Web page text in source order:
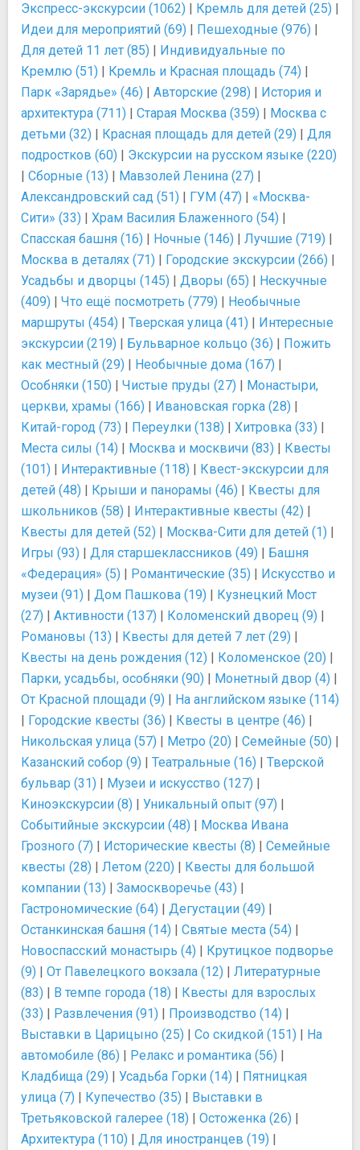
Экспресс-экскурсии (1062) | Кремль для детей (25) |
Идеи для мероприятий (69) | Пешеходные (976) |
Для детей 11 лет (85) | Индивидуальные по
Кремлю (51) | Кремль и Красная площадь (74) |
Парк «Зарядье» (46) | Авторские (298) | История и
архитектура (711) | Старая Москва (359) | Москва с
детьми (32) | Красная площадь для детей (29) | Для
подростков (60) | Экскурсии на русском языке (220)
| Сборные (13) | Мавзолей Ленина (27) |
Александровский сад (51) | ГУМ (47) | «Москва-
Сити» (33) | Храм Василия Блаженного (54) |
Спасская башня (16) | Ночные (146) | Лучшие (719) |
Москва в деталях (71) | Городские экскурсии (266) |
Усадьбы и дворцы (145) | Дворы (65) | Нескучные
(409) | Что ещё посмотреть (779) | Необычные
маршруты (454) | Тверская улица (41) | Интересные
экскурсии (219) | Бульварное кольцо (36) | Пожить
как местный (29) | Необычные дома (167) |
Особняки (150) | Чистые пруды (27) | Монастыри,
церкви, храмы (166) | Ивановская горка (28) |
Китай-город (73) | Переулки (138) | Хитровка (33) |
Места силы (14) | Москва и москвичи (83) | Квесты
(101) | Интерактивные (118) | Квест-экскурсии для
детей (48) | Крыши и панорамы (46) | Квесты для
школьников (58) | Интерактивные квесты (42) |
Квесты для детей (52) | Москва-Сити для детей (1) |
Игры (93) | Для старшеклассников (49) | Башня
«Федерация» (5) | Романтические (35) | Искусство и
музеи (91) | Дом Пашкова (19) | Кузнецкий Мост
(27) | Активности (137) | Коломенский дворец (9) |
Романовы (13) | Квесты для детей 7 лет (29) |
Квесты на день рождения (12) | Коломенское (20) |
Парки, усадьбы, особняки (90) | Монетный двор (4) |
От Красной площади (9) | На английском языке (114)
| Городские квесты (36) | Квесты в центре (46) |
Никольская улица (57) | Метро (20) | Семейные (50) |
Казанский собор (9) | Театральные (16) | Тверской
бульвар (31) | Музеи и искусство (127) |
Киноэкскурсии (8) | Уникальный опыт (97) |
Событийные экскурсии (48) | Москва Ивана
Грозного (7) | Исторические квесты (8) | Семейные
квесты (28) | Летом (220) | Квесты для большой
компании (13) | Замоскворечье (43) |
Гастрономические (64) | Дегустации (49) |
Останкинская башня (14) | Святые места (54) |
Новоспасский монастырь (4) | Крутицкое подворье
(9) | От Павелецкого вокзала (12) | Литературные
(83) | В темпе города (18) | Квесты для взрослых
(33) | Развлечения (91) | Производство (14) |
Выставки в Царицыно (25) | Со скидкой (151) | На
автомобиле (86) | Релакс и романтика (56) |
Кладбища (29) | Усадьба Горки (14) | Пятницкая
улица (7) | Купечество (35) | Выставки в
Третьяковской галерее (18) | Остоженка (26) |
Архитектура (110) | Для иностранцев (19) |